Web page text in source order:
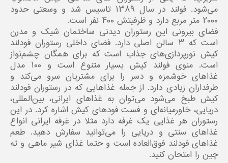
می‌شود. فولند در سال ۱۳۸۹ تاسیس شد و وسعتی حدود
۲۰۰۰ متر مربع دارد و ظرفیتش ۴۰۰ نفر است.
فضای بیرونی این رستوران دیدنی ساختمان شیک و مدرن
است که ۳ سالن اصلی دارد. فضای داخلی رستوران فودلند
کیش نورپردازی‌های جذاب است که برای همگان چشم‌نواز
است. منوی فولند کیش بسیار متنوع است و ۱۰۰ مدل
غذاهای خوشمزه و دسر را برای مشتریان سرو می‌کند و
طرفداران زیادی دارد. از جمله غذاهایی که در رستوران فودلند
کیش طبخ می‌شود می‌توان به غذاهای ایرانی، بین‌المللی،
دریایی، خاورمیانه‌ای و فست فود‌های کیش اشاره کرد. در این
رستوران هر غذایی یک غرفه دارد مثلا در غرفه ایرانی انواع
غذاهای سنتی و دریایی را می‌توانید سفارش دهید. طعم
غذاهای فودلند فوق‌العاده است و حتما غذای شیر ماهی و ته
چین را امتحان کنید.